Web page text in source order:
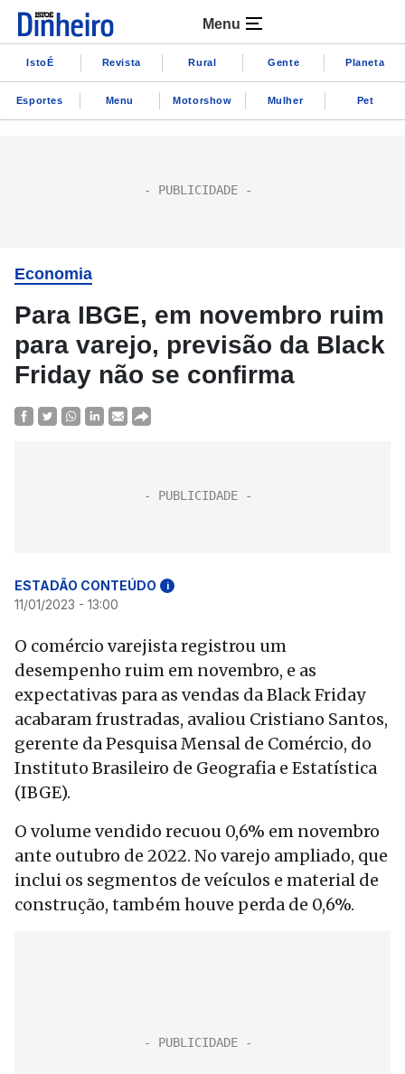
Menu
IstoÉ Revista Rural Gente Planeta
Esportes Menu Motorshow Mulher Pet
Economia
Para IBGE, em novembro ruim
para varejo, previsão da Black
Friday não se confirma
ESTADÃO CONTEÚDO i
11/01/2023 - 13:00
O comércio varejista registrou um
desempenho ruim em novembro, e as
expectativas para as vendas da Black Friday
acabaram frustradas, avaliou Cristiano Santos,
gerente da Pesquisa Mensal de Comércio, do
Instituto Brasileiro de Geografia e Estatística
(IBGE).
O volume vendido recuou 0,6% em novembro
ante outubro de 2022. No varejo ampliado, que
inclui os segmentos de veículos e material de
construção, também houve perda de 0,6%.